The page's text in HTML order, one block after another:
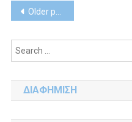
Posts
navigation
Older posts
ΔΙΑΦΗΜΙΣΗ